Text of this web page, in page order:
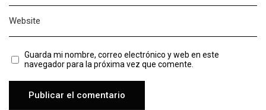
Guarda mi nombre, correo electrónico y web en este
navegador para la próxima vez que comente.